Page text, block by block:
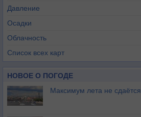
Давление
Осадки
Облачность
Список всех карт
НОВОЕ О ПОГОДЕ
Максимум лета не сдаётся